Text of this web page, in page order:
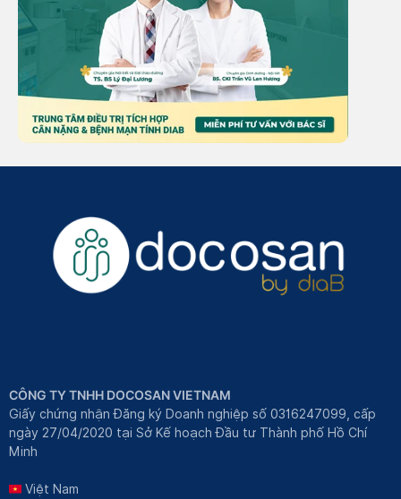
CÔNG TY TNHH DOCOSAN VIETNAM
Giấy chứng nhận Đăng ký Doanh nghiệp số 0316247099, cấp
ngày 27/04/2020 tại Sở Kế hoạch Đầu tư Thành phố Hồ Chí
Minh
Việt Nam